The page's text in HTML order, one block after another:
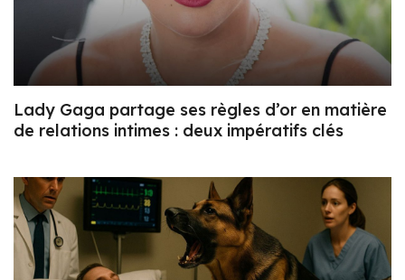
Lady Gaga partage ses règles d’or en matière
de relations intimes : deux impératifs clés